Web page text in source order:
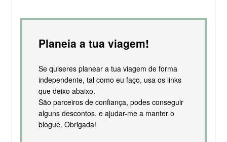
Planeia a tua viagem!
Se quiseres planear a tua viagem de forma
independente, tal como eu faço, usa os links
que deixo abaixo.
São parceiros de confiança, podes conseguir
alguns descontos, e ajudar-me a manter o
blogue. Obrigada!